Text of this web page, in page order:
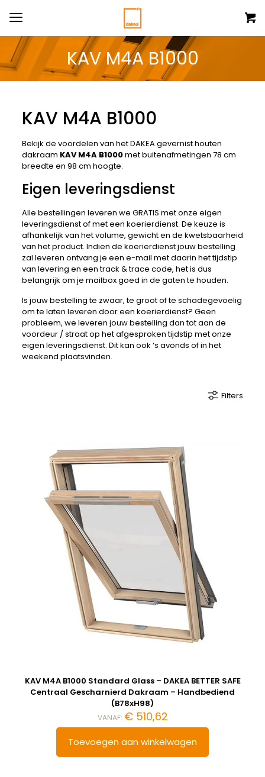
KAV M4A B1000
KAV M4A B1000
Bekijk de voordelen van het DAKEA gevernist houten
dakraam KAV M4A B1000met buitenafmetingen 78 cm
breedte en 98 cm hoogte.
Eigen leveringsdienst
Alle bestellingen leveren we GRATIS met onze eigen
leveringsdienst of met een koerierdienst. De keuze is
afhankelijk van het volume, gewicht en de kwetsbaarheid
van het product. Indien de koerierdienst jouw bestelling
zal leveren ontvang je een e-mail met daarin het tijdstip
van levering en een track & trace code, het is dus
belangrijk om je mailbox goed in de gaten te houden.
Is jouw bestelling te zwaar, te groot of te schadegevoelig
om te laten leveren door een koerierdienst? Geen
probleem, we leveren jouw bestelling dan tot aan de
voordeur / straat op het afgesproken tijdstip met onze
eigen leveringsdienst. Dit kan ook ‘s avonds of in het
weekend plaatsvinden.
Filters
KAV M4A B1000 Standard Glass – DAKEA BETTER SAFE
Centraal Gescharnierd Dakraam – Handbediend
(B78xH98)
VANAF: €510,62
Toevoegen aan winkelwagen